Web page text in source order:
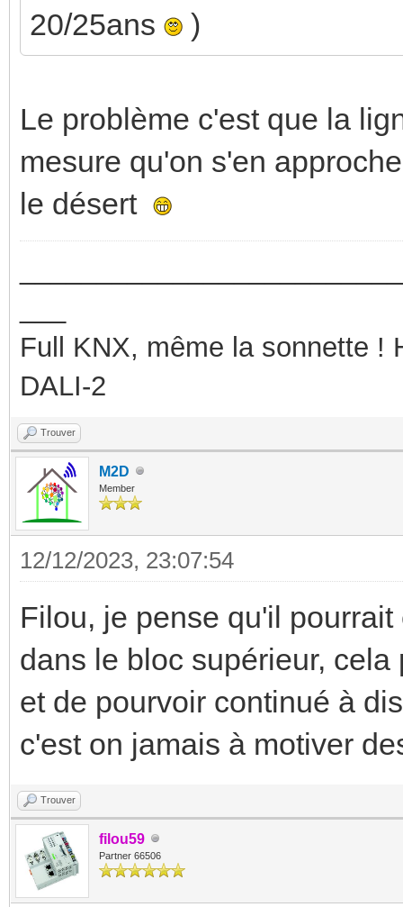
20/25ans
)
Le problème c'est que la
mesure qu'on s'en
le désert
Full KNX, même la sonnette !
DALI-2
Trouver
M2D
Member
12/12/2023, 23:07:54
Filou, je pense qu'il
dans le bloc supérieur,
et de pourvoir continué à
c'est on jamais à motiver
Trouver
filou59
Partner 66506